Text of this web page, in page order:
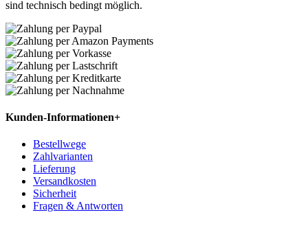
sind technisch bedingt möglich.
Kunden-Informationen+
Bestellwege
Zahlvarianten
Lieferung
Versandkosten
Sicherheit
Fragen & Antworten